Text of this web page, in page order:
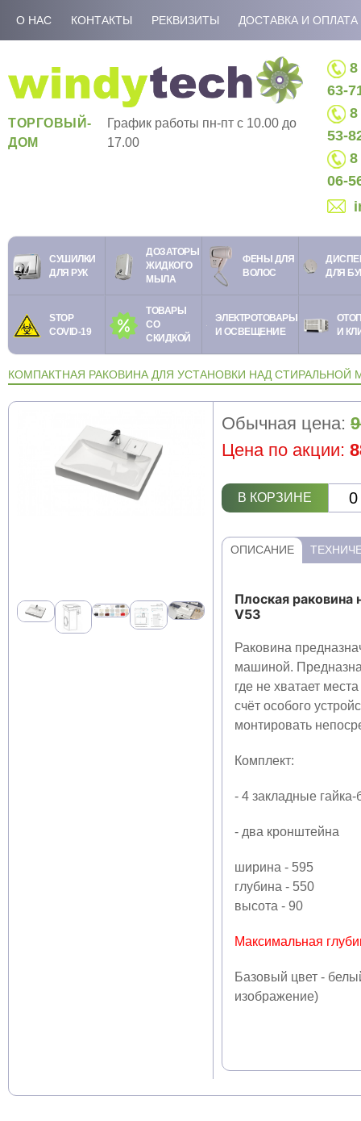
О НАС КОНТАКТЫ РЕКВИЗИТЫ ДОСТАВКА И ОПЛАТА
ТОРГОВЫЙ-
ДОМ
График работы пн-пт c 10.00 до
17.00
8
63-
8
53-
8
06-
СУШИЛКИ
ДЛЯ РУК
ДОЗАТОРЫ
ЖИДКОГО
МЫЛА
ФЕНЫ ДЛЯ
ВОЛОС
ДЛЯ
STOP
COVID-19
ТОВАРЫ
СО
СКИДКОЙ
ЭЛЕКТРОТОВАРЫ
И ОСВЕЩЕНИЕ
И
КОМПАКТНАЯ РАКОВИНА ДЛЯ УСТАНОВКИ НАД СТИРАЛЬНОЙ
Обычная цена:
Цена по акции:
В КОРЗИНЕ
ОПИСАНИЕ
Плоская раковина
V53
Раковина
машиной.
где не хватает
счёт особого
монтировать
Комплект:
- 4 закладные гайка-
- два кронштейна
ширина - 595
глубина - 550
высота - 90
Максимальная
Базовый цвет -
изображение)